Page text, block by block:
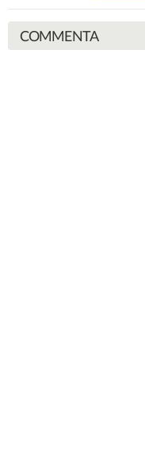
COMMENTA